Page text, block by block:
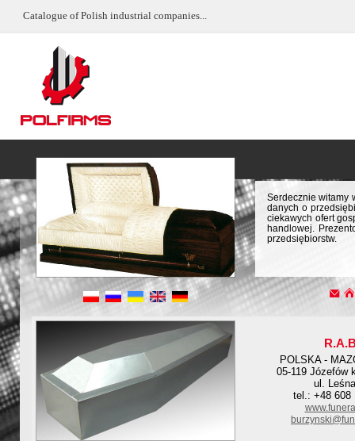
Catalogue of Polish industrial companies...
Serdecznie witamy
danych o
ciekawych ofert
handlowej.
przedsiębiorstw.
POLSKA -
05-119 Józefów
ul.
tel.: +48 608